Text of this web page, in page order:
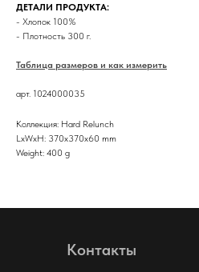
ДЕТАЛИ ПРОДУКТА:
- Хлопок 100%
- Плотность 300 г.
Таблица размеров и как измерить
арт. 1024000035
Коллекция: Hard Relunch
LxWxH: 370x370x60 mm
Weight: 400 g
Контакты